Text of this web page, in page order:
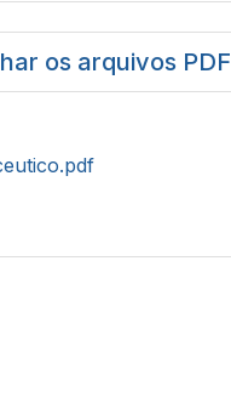
os arquivos PDF